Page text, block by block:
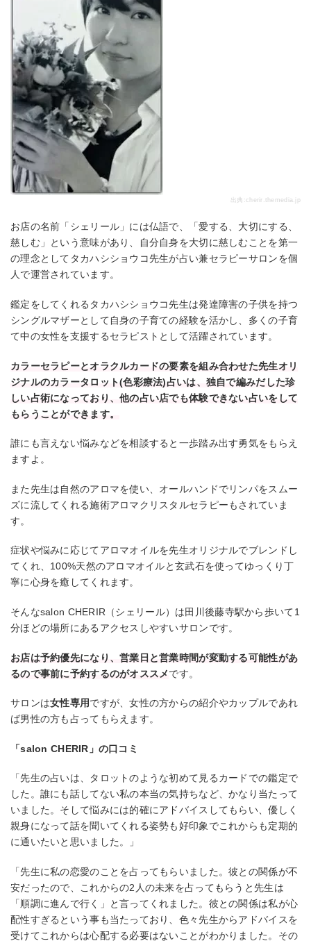
出典:cherir.themedia.jp
お店の名前「シェリール」には仏語で、「愛する、大切にする、
慈しむ」という意味があり、自分自身を大切に慈しむことを第一
の理念としてタカハシショウコ先生が占い兼セラピーサロンを個
人で運営されています。
鑑定をしてくれるタカハシショウコ先生は発達障害の子供を持つ
シングルマザーとして自身の子育ての経験を活かし、多くの子育
て中の女性を支援するセラピストとして活躍されています。
カラーセラピーとオラクルカードの要素を組み合わせた先生オリ
ジナルのカラータロット(色彩療法)占いは、独自で編みだした珍
しい占術になっており、他の占い店でも体験できない占いをして
もらうことができます。
誰にも言えない悩みなどを相談すると一歩踏み出す勇気をもらえ
ますよ。
また先生は自然のアロマを使い、オールハンドでリンパをスムー
ズに流してくれる施術アロマクリスタルセラピーもされていま
す。
症状や悩みに応じてアロマオイルを先生オリジナルでブレンドし
てくれ、100%天然のアロマオイルと玄武石を使ってゆっくり丁
寧に心身を癒してくれます。
そんなsalon CHERIR（シェリール）は田川後藤寺駅から歩いて1
分ほどの場所にあるアクセスしやすいサロンです。
お店は予約優先になり、営業日と営業時間が変動する可能性があ
るので事前に予約するのがオススメです。
サロンは女性専用ですが、女性の方からの紹介やカップルであれ
ば男性の方も占ってもらえます。
「salon CHERIR」の口コミ
「先生の占いは、タロットのような初めて見るカードでの鑑定で
した。誰にも話してない私の本当の気持ちなど、かなり当たって
いました。そして悩みには的確にアドバイスしてもらい、優しく
親身になって話を聞いてくれる姿勢も好印象でこれからも定期的
に通いたいと思いました。」
「先生に私の恋愛のことを占ってもらいました。彼との関係が不
安だったので、これからの2人の未来を占ってもらうと先生は
「順調に進んで行く」と言ってくれました。彼との関係は私が心
配性すぎるという事も当たっており、色々先生からアドバイスを
受けてこれからは心配する必要はないことがわかりました。その